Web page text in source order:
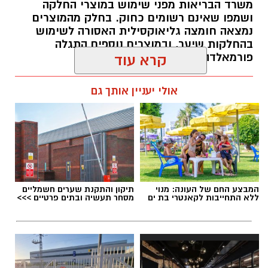
תואר אקדמי המוכר על ידי המועצה להשכלה
גבוהה.
ניסיון בפיתוח הדרכה ועמידה מול קהל.
ניסיון ויכולת בניהול והובלת צוות.
יכולת לפיתוח והפקת פרויקטים מיוחדים
ואירועי תוכן.
חשיבה עצמאית ורב־תחומית.
יחסי אנוש מצוינים, יוזמה ויצירתיות.
משרד הבריאות מפני שימוש במוצרי החלקה
ושמפו שאינם רשומים כחוק. בחלק מהמוצרים
נמצאה חומצה גליאוקסילית האסורה לשימוש
בהחלקות שיער, ובמוצרים נוספים התגלה
פורמאלדהיד - חומר המוגדר כמסרטן
תגים:משרד הבריאות, חומרים מסוכנים, מרכז
ההחלקות
קרא עוד
אולי יעניין אותך גם
המבצע החם של העונה: מנוי
ללא התחייבות לקאנטרי בת ים
תיקון והתקנת שערים חשמליים
מסחר תעשיה ובתים פרטיים >>>